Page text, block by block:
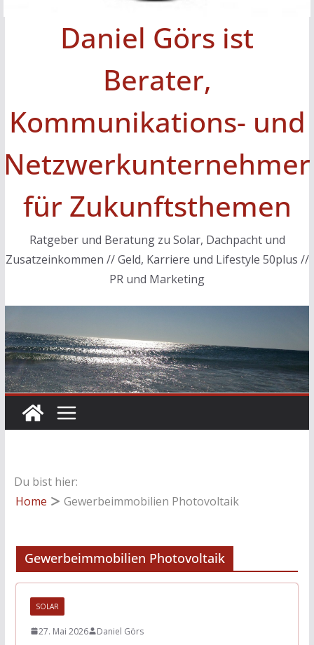
Daniel Görs ist
Berater,
Kommunikations- und
Netzwerkunternehmer
für Zukunftsthemen
Ratgeber und Beratung zu Solar, Dachpacht und
Zusatzeinkommen // Geld, Karriere und Lifestyle 50plus //
PR und Marketing
Du bist hier:
Home
Gewerbeimmobilien Photovoltaik
Gewerbeimmobilien Photovoltaik
SOLAR
27. Mai 2026 Daniel Görs